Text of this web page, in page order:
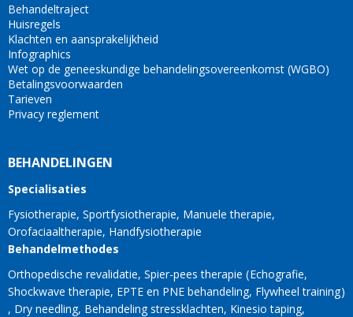
Behandeltraject
Huisregels
Klachten en aansprakelijkheid
Infographics
Wet op de geneeskundige behandelingsovereenkomst (WGBO)
Betalingsvoorwaarden
Tarieven
Privacy reglement
BEHANDELINGEN
Specialisaties
Fysiotherapie Sportfysiotherapie Manuele therapie
Orofaciaaltherapie Handfysiotherapie
Behandelmethodes
Orthopedische revalidatie Spier-pees therapie Echografie
Shockwave therapie EPTE en PNE behandeling Flywheel training
Dry needling Behandeling stressklachten Kinesio taping